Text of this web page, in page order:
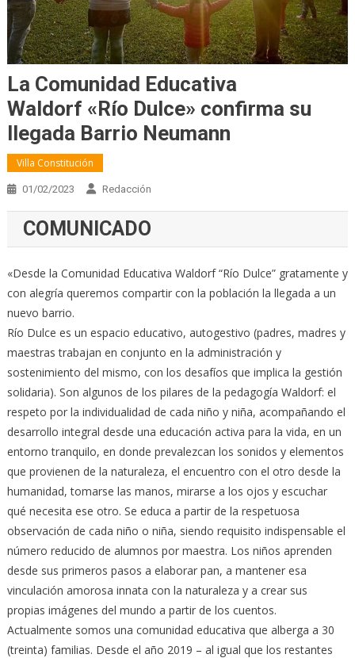
La Comunidad Educativa
Waldorf «Río Dulce» confirma su
llegada Barrio Neumann
Villa Constitución
01/02/2023 Redacción
COMUNICADO
«Desde la Comunidad Educativa Waldorf “Río Dulce” gratamente y
con alegría queremos compartir con la población la llegada a un
nuevo barrio.
Río Dulce es un espacio educativo, autogestivo (padres, madres y
maestras trabajan en conjunto en la administración y
sostenimiento del mismo, con los desafíos que implica la gestión
solidaria). Son algunos de los pilares de la pedagogía Waldorf: el
respeto por la individualidad de cada niño y niña, acompañando el
desarrollo integral desde una educación activa para la vida, en un
entorno tranquilo, en donde prevalezcan los sonidos y elementos
que provienen de la naturaleza, el encuentro con el otro desde la
humanidad, tomarse las manos, mirarse a los ojos y escuchar
qué necesita ese otro. Se educa a partir de la respetuosa
observación de cada niño o niña, siendo requisito indispensable el
número reducido de alumnos por maestra. Los niños aprenden
desde sus primeros pasos a elaborar pan, a mantener esa
vinculación amorosa innata con la naturaleza y a crear sus
propias imágenes del mundo a partir de los cuentos.
Actualmente somos una comunidad educativa que alberga a 30
(treinta) familias. Desde el año 2019 – al igual que los restantes